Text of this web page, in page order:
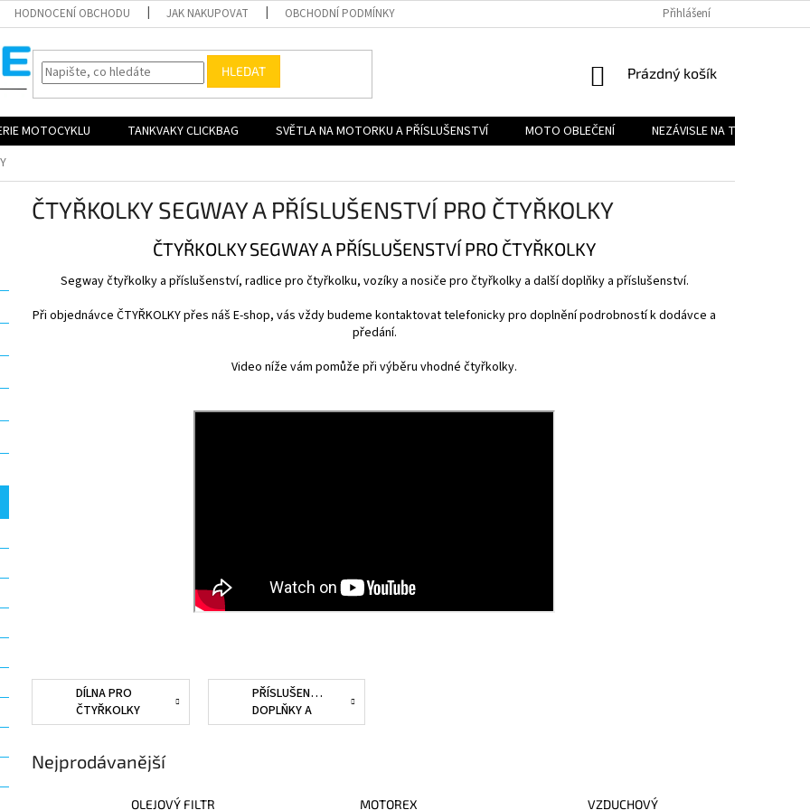
HODNOCENÍ OBCHODU JAK NAKUPOVAT OBCHODNÍ PODMÍNKY REKLAMAČNÍ ŘÁD
Přihlášení
HLEDAT
NÁKUPNÍ
Prázdný košík
MOTOCYKLU TANKVAKY CLICKBAG SVĚTLA NA MOTORKU A PŘÍSLUŠENSTVÍ MOTO OBLEČENÍ
NEZÁVISLE NA TYPU
ČTYŘKOLKY SEGWAY A PŘÍSLUŠENSTVÍ PRO ČTYŘKOLKY
ČTYŘKOLKY SEGWAY A PŘÍSLUŠENSTVÍ PRO ČTYŘKOLKY
Segway čtyřkolky a příslušenství, radlice pro čtyřkolku, vozíky a nosiče pro čtyřkolky a další doplňky a příslušenství.
Při objednávce ČTYŘKOLKY přes náš E-shop, vás vždy budeme kontaktovat telefonicky pro doplnění podrobností k dodávce a
předání.
Video níže vám pomůže při výběru vhodné čtyřkolky.
DÍLNA PRO
ČTYŘKOLKY
PŘÍSLUŠENSTVÍ,
DOPLŇKY A
NÁHRADNÍ
Nejprodávanější
OLEJOVÝ FILTR
MOTOREX
VZDUCHOVÝ